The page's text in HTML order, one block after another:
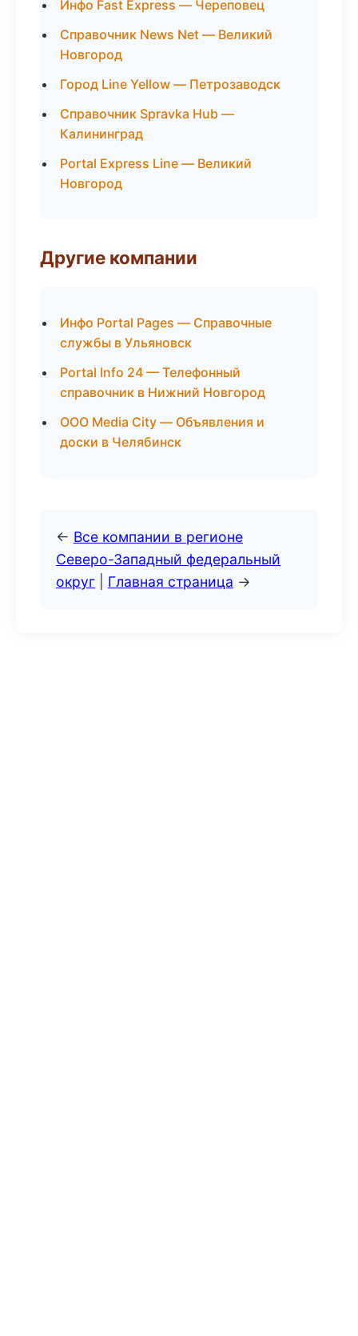
Инфо Fast Express — Череповец
Справочник News Net — Великий
Новгород
Город Line Yellow — Петрозаводск
Справочник Spravka Hub —
Калининград
Portal Express Line — Великий
Новгород
Другие компании
Инфо Portal Pages — Справочные
службы в Ульяновск
Portal Info 24 — Телефонный
справочник в Нижний Новгород
ООО Media City — Объявления и
доски в Челябинск
← Все компании в регионе
Северо-Западный федеральный
округ
Главная страница →